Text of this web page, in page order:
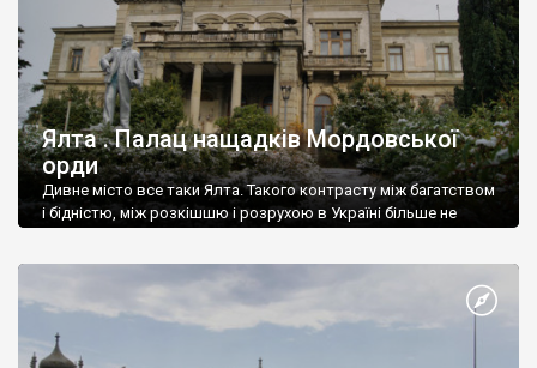
Ялта . Палац нащадків Мордовської
орди
Дивне місто все таки Ялта. Такого контрасту між багатством
і бідністю, між розкішшю і розрухою в Україні більше не